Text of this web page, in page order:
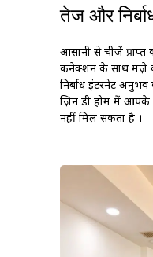
तेज और
आसानी से चीजें प्राप्त
कनेक्शन के साथ मज़े
निर्बाध इंटरनेट
ज़िन डी होम में आपके
नहीं मिल सकता है ।